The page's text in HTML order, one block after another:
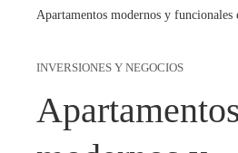
Apartamentos modernos y funcionales
INVERSIONES Y NEGOCIOS
Apartamentos